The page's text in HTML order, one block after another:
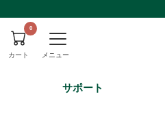
カート メニュー
サポート